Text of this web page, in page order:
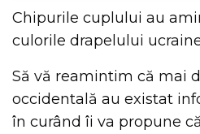
Chipurile cuplului au
culorile drapelului
Să vă reamintim că mai
occidentală au existat
în curând îi va propune